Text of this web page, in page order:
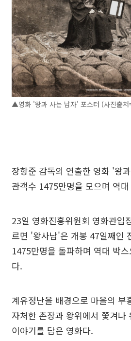
▲영화 '왕과 사는 남자' 포스터 (사진출처
장항준 감독의 연출한 영화 '왕
관객수 1475만명을 모으며 역
23일 영화진흥위원회 영화관입
르면 '왕사남'은 개봉 47일째인
1475만명을 돌파하며 역대 박
다.
계유정난을 배경으로 마을의 부
자처한 촌장과 왕위에서 쫓겨나
이야기를 담은 영화다.